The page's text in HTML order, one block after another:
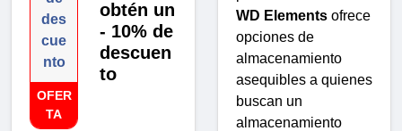
des
cue
nto
OFER
TA
obtén un
- 10% de
descuen
to
WD Elements ofrece
opciones de
almacenamiento
asequibles a quienes
buscan un
almacenamiento